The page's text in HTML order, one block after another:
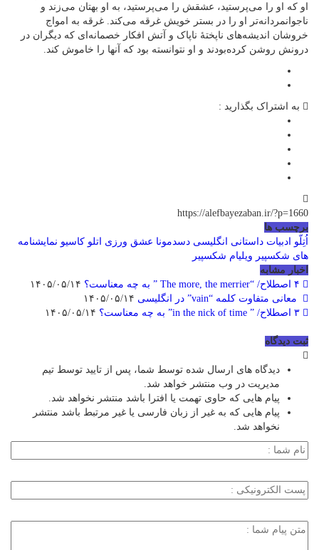
او که او را می‌پرستید، عشقش را می‌پرستید، به او بهتان می‌زند و
ناجوانمردانه‌تر او را در بستر خویش غرقه می‌کند. غرقه به امواج
خروشان اندیشه‌های ناپختهٔ ناپاک و آتش افکار خصمانه‌ای که دیگران در
درونش روشن کرده‌بودند و او نتوانسته بود که آنها را خاموش کند.
به اشتراک بگذارید :
https://alefbayezaban.ir/?p=1660
برچسب ها
اُتِلّو ادبیات داستانی انگلیسی دسدمونا عشق ورزی اتلو کاسیو نمایشنامه
های شکسپیر ویلیام شکسپیر
اخبار مشابه
معانی متفاوت کلمه “vain” در انگلیسی
ثبت دیدگاه
دیدگاه های ارسال شده توسط شما، پس از تایید توسط تیم
مدیریت در وب منتشر خواهد شد.
پیام هایی که حاوی تهمت یا افترا باشد منتشر نخواهد شد.
پیام هایی که به غیر از زبان فارسی یا غیر مرتبط باشد منتشر
نخواهد شد.